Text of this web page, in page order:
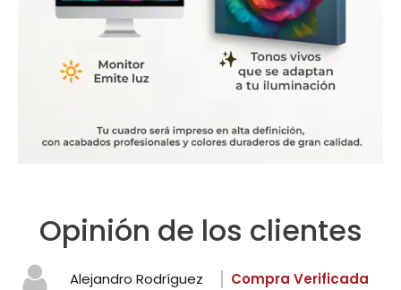
Opinión de los clientes
Alejandro Rodríguez
Compra Verificada